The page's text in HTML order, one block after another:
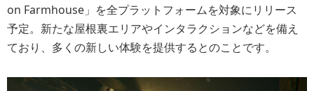
on Farmhouse」を全プラットフォームを対象にリリース
予定。新たな屋根裏エリアやインタラクションなどを備え
ており、多くの新しい体験を提供するとのことです。